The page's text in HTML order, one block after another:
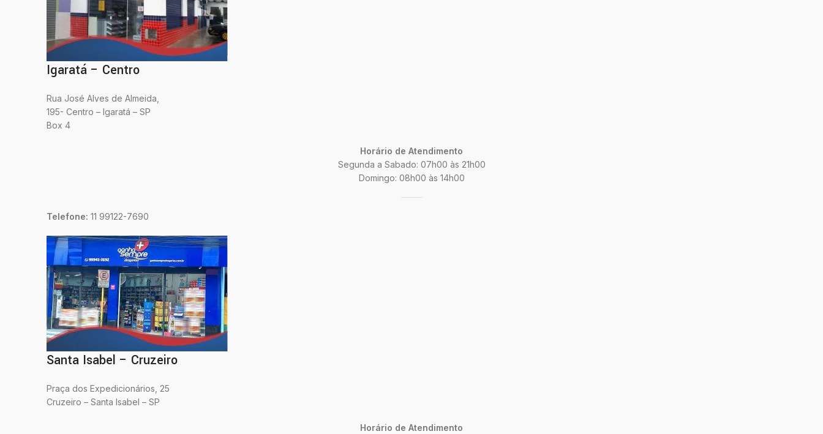
Igaratá – Centro
Rua José Alves de Almeida,
195- Centro – Igaratá – SP
Box 4
Horário de Atendimento
Segunda a Sabado: 07h00 às 21h00
Domingo: 08h00 às 14h00
Telefone: 11 99122-7690
Santa Isabel – Cruzeiro
Praça dos Expedicionários, 25
Cruzeiro – Santa Isabel – SP
Horário de Atendimento